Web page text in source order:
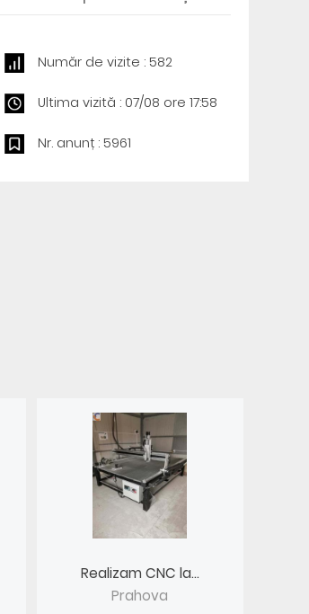
Număr de vizite : 582
Ultima vizită : 07/08 ore 17:58
Nr. anunț : 5961
Realizam CNC la...
Prahova